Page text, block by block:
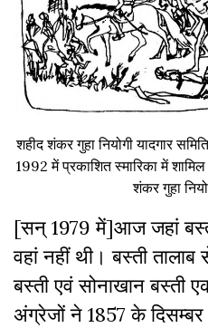
शहीद शंकर गुहा नियोगी यादगार
1992 में प्रकाशित स्मारिका में
शंकर गुहा
[सन् 1979 में]आज जहां
वहां नहीं थी। बस्ती
बस्ती एवं सोनाखान बस्ती
अंग्रेजों ने 1857 के दिसम्बर